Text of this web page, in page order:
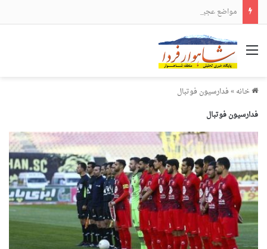
مواضع عجیب و دور از انتظار علی لاریجانی
منو
خانه»فدارسیون فوتبال
فدارسیون فوتبال